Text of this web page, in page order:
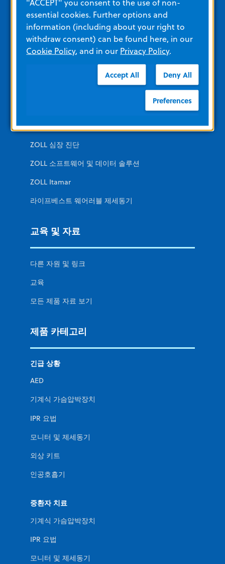
병원
군사
비급성 치료
remedē 시스템
ZOLL 심장 진단
ZOLL 소프트웨어 및 데이터 솔루션
ZOLL Itamar
라이프베스트 웨어러블 제세동기
교육 및 자료
다른 자원 및 링크
교육
모든 제품 자료 보기
제품 카테고리
긴급 상황
AED
기계식 가슴압박장치
IPR 요법
모니터 및 제세동기
외상 키트
인공호흡기
중환자 치료
기계식 가슴압박장치
IPR 요법
모니터 및 제세동기
essential cookies. Further options and
information (including about your right to
withdraw consent) can be found here, in our
Cookie Policy, and in our Privacy Policy.
Accept All Deny All
Preferences